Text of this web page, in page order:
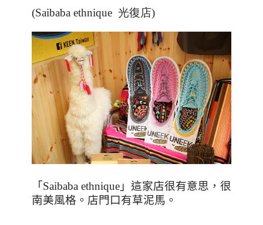
(Saibaba ethnique 光復店)
「 Saibaba ethnique 」這家店很有意思，很
南美風格。店門口有草泥馬。